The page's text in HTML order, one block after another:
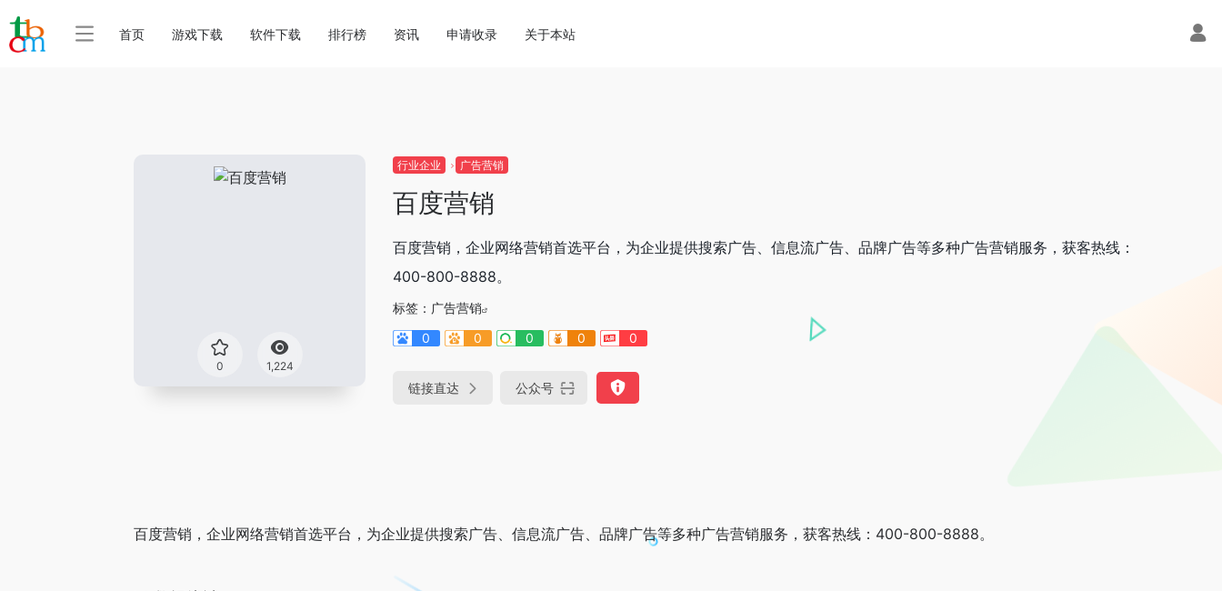
首页 游戏下载 软件下载 排行榜 资讯 申请收录 关于本站
0 1,224
行业企业 广告营销
百度营销
百度营销，企业网络营销首选平台，为企业提供搜索广告、信息流广告、品牌广告等多种广告营销服务，获客热线：
400-800-8888。
标签： 广告营销
0
0 0 0 0
链接直达 公众号
百度营销，企业网络营销首选平台，为企业提供搜索广告、信息流广告、品牌广告等多种广告营销服务，获客热线：400-800-8888。